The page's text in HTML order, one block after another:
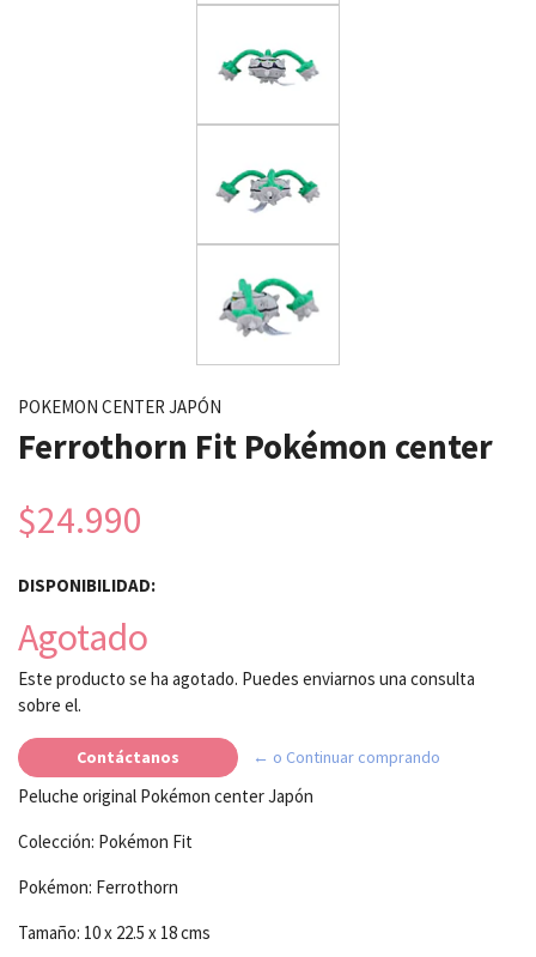
POKEMON CENTER JAPÓN
Ferrothorn Fit Pokémon center
$24.990
DISPONIBILIDAD:
Agotado
Este producto se ha agotado. Puedes enviarnos una consulta
sobre el.
Contáctanos ← o Continuar comprando
Peluche original Pokémon center Japón
Colección: Pokémon Fit
Pokémon: Ferrothorn
Tamaño: 10 x 22.5 x 18 cms